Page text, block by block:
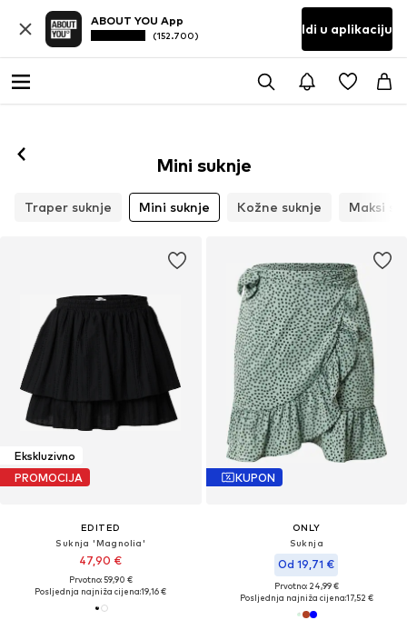
ABOUT YOU App
(152.700) Idi u aplikaciju
Mini suknje
Traper suknje Mini suknje Kožne suknje Maksi
Ekskluzivno
PROMOCIJA
EDITED
Suknja 'Magnolia'
47,90 €
Prvotno: 59,90 €
Posljednja najniža cijena:19,16 €
KUPON
ONLY
Suknja
Od 19,71 €
Prvotno: 24,99 €
Posljednja najniža cijena:17,52 €